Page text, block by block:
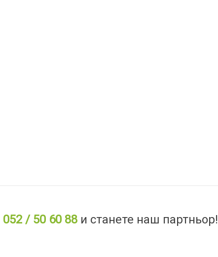
052 / 50 60 88и станете наш партньор!